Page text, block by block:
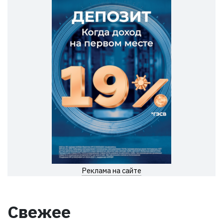
Реклама на сайте
Свежее